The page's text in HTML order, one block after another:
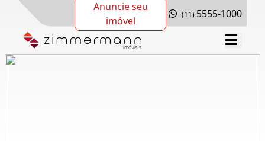
Anuncie seu
imóvel
(11) 5555-1000